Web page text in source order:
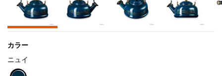
カラー
ニュイ